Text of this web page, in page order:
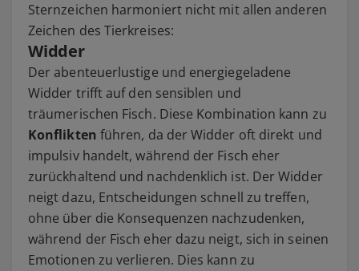
Sternzeichen harmoniert nicht mit allen anderen
Zeichen des Tierkreises:
Widder
Der abenteuerlustige und energiegeladene
Widder trifft auf den sensiblen und
träumerischen Fisch. Diese Kombination kann zu
Konflikten führen, da der Widder oft direkt und
impulsiv handelt, während der Fisch eher
zurückhaltend und nachdenklich ist. Der Widder
neigt dazu, Entscheidungen schnell zu treffen,
ohne über die Konsequenzen nachzudenken,
während der Fisch eher dazu neigt, sich in seinen
Emotionen zu verlieren. Dies kann zu